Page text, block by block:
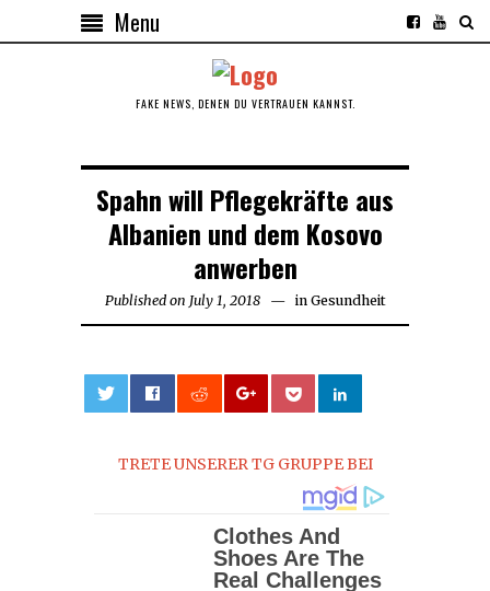
Menu
FAKE NEWS, DENEN DU VERTRAUEN KANNST.
Spahn will Pflegekräfte aus
Albanien und dem Kosovo
anwerben
Published on July 1, 2018 in Gesundheit
TRETE UNSERER TG GRUPPE BEI